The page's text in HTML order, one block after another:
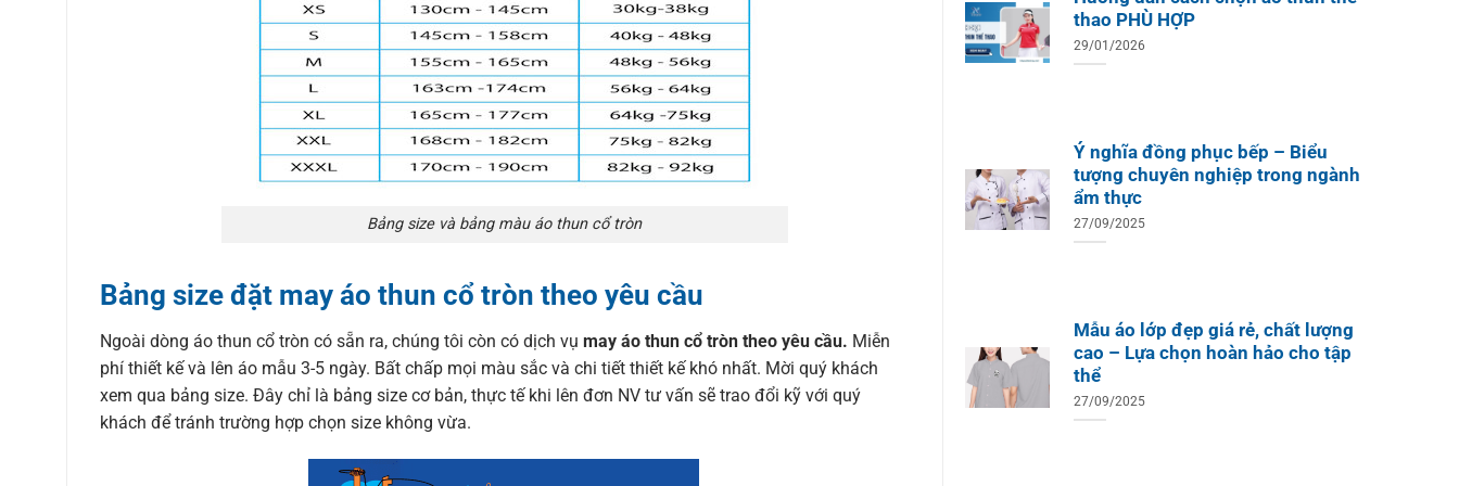
Bảng size và bảng màu áo thun cổ tròn
Bảng size đặt may áo thun cổ tròn theo yêu cầu
Ngoài dòng áo thun cổ tròn có sẵn ra, chúng tôi còn có dịch vụ may áo thun cổ tròn theo yêu cầu. Miễn
phí thiết kế và lên áo mẫu 3-5 ngày. Bất chấp mọi màu sắc và chi tiết thiết kế khó nhất. Mời quý khách
xem qua bảng size. Đây chỉ là bảng size cơ bản, thực tế khi lên đơn NV tư vấn sẽ trao đổi kỹ với quý
khách để tránh trường hợp chọn size không vừa.
thao PHÙ HỢP
29/01/2026
Ý nghĩa đồng phục bếp – Biểu
tượng chuyên nghiệp trong ngành
ẩm thực
27/09/2025
Mẫu áo lớp đẹp giá rẻ, chất lượng
cao – Lựa chọn hoàn hảo cho tập
thể
27/09/2025